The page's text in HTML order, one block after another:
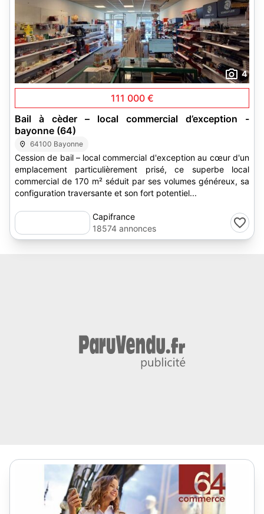
4
111 000 €
Bail à cèder – local commercial d’exception -
bayonne (64)
64100 Bayonne
Cession de bail – local commercial d'exception au cœur d'un
emplacement particulièrement prisé, ce superbe local
commercial de 170 m² séduit par ses volumes généreux, sa
configuration traversante et son fort potentiel...
Capifrance
18574 annonces